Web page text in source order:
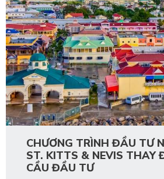
CHƯƠNG TRÌNH ĐẦU TƯ
ST. KITTS & NEVIS THAY
CẦU ĐẦU TƯ